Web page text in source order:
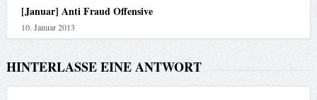
[Januar] Anti Fraud Offensive
10. Januar 2013
HINTERLASSE EINE ANTWORT